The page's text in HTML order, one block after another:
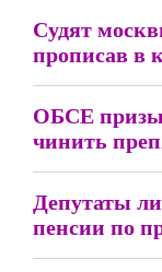
Судят
прописав в
ОБСЕ
чинить
Депутаты
пенсии по